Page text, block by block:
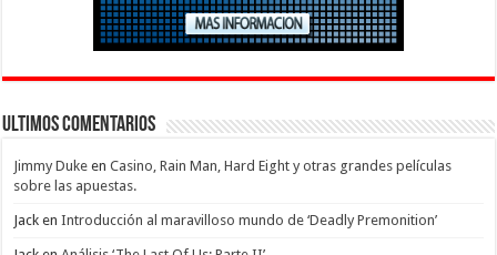
Ultimos Comentarios
Jimmy Duke enCasino, Rain Man, Hard Eight y otras grandes películas
sobre las apuestas.
Jack enIntroducción al maravilloso mundo de ‘Deadly Premonition’